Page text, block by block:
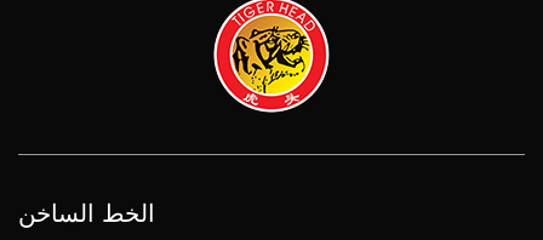
الخط الساخن